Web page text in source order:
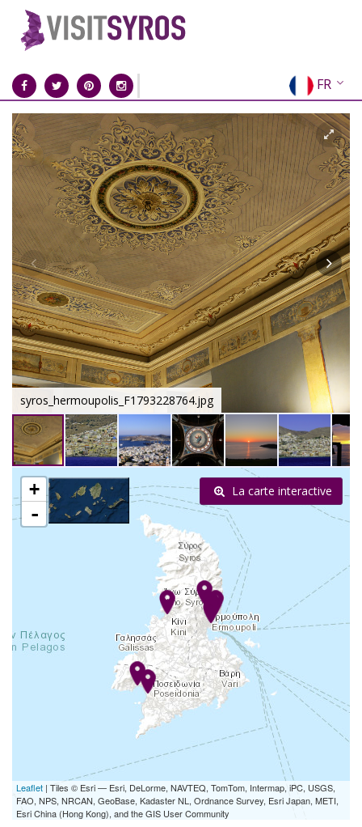
FR
EN
EL
DE
IT
ES
RU
CN
syros_hermoupolis_F1793228764.jpg
+
-
Leaflet | Tiles © Esri — Esri, DeLorme, NAVTEQ, TomTom, Intermap, iPC, USGS,
FAO, NPS, NRCAN, GeoBase, Kadaster NL, Ordnance Survey, Esri Japan, METI,
Esri China (Hong Kong), and the GIS User Community
La carte interactive